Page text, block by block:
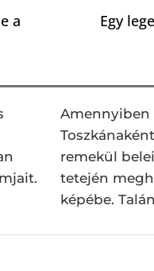
a
Egy
Amennyiben
remekül
tetején
képébe.